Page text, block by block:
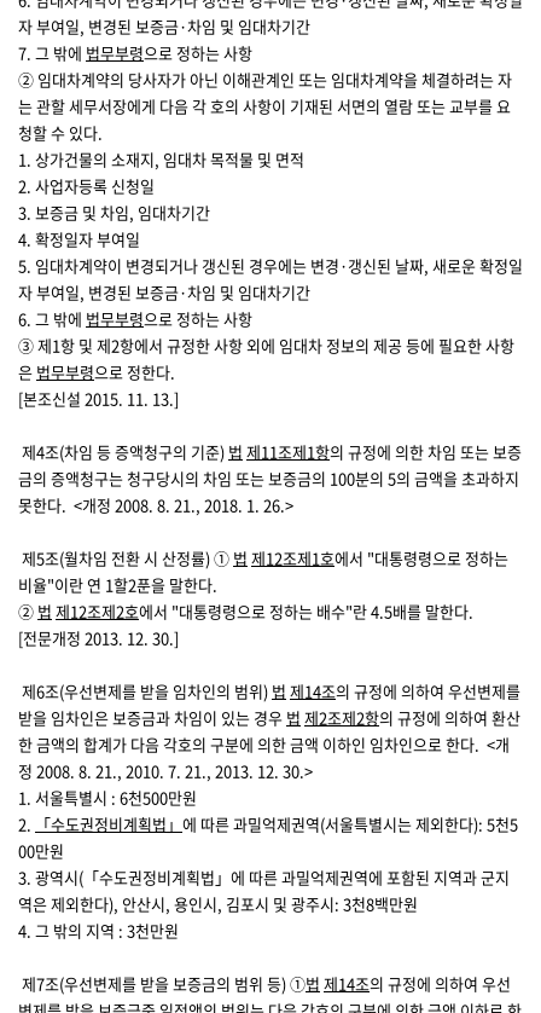
자 부여일, 변경된 보증금·차임 및 임대차기간
7. 그 밖에 법무부령으로 정하는 사항
② 임대차계약의 당사자가 아닌 이해관계인 또는 임대차계약을 체결하려는 자
는 관할 세무서장에게 다음 각 호의 사항이 기재된 서면의 열람 또는 교부를 요
청할 수 있다.
1. 상가건물의 소재지, 임대차 목적물 및 면적
2. 사업자등록 신청일
3. 보증금 및 차임, 임대차기간
4. 확정일자 부여일
5. 임대차계약이 변경되거나 갱신된 경우에는 변경·갱신된 날짜, 새로운 확정일
자 부여일, 변경된 보증금·차임 및 임대차기간
6. 그 밖에 법무부령으로 정하는 사항
③ 제1항 및 제2항에서 규정한 사항 외에 임대차 정보의 제공 등에 필요한 사항
은 법무부령으로 정한다.
[본조신설 2015. 11. 13.]
제4조(차임 등 증액청구의 기준) 법 제11조제1항의 규정에 의한 차임 또는 보증
금의 증액청구는 청구당시의 차임 또는 보증금의 100분의 5의 금액을 초과하지
못한다. <개정 2008. 8. 21., 2018. 1. 26.>
제5조(월차임 전환 시 산정률)① 법 제12조제1호에서 "대통령령으로 정하는
비율"이란 연 1할2푼을 말한다.
② 법 제12조제2호에서 "대통령령으로 정하는 배수"란 4.5배를 말한다.
[전문개정 2013. 12. 30.]
제6조(우선변제를 받을 임차인의 범위) 법 제14조의 규정에 의하여 우선변제를
받을 임차인은 보증금과 차임이 있는 경우 법 제2조제2항의 규정에 의하여 환산
한 금액의 합계가 다음 각호의 구분에 의한 금액 이하인 임차인으로 한다. <개
정 2008. 8. 21., 2010. 7. 21., 2013. 12. 30.>
1. 서울특별시 : 6천500만원
2.
「수도권정비계획법」 에 따른 과밀억제권역(서울특별시는 제외한다): 5천5
00만원
3. 광역시(「수도권정비계획법」에 따른 과밀억제권역에 포함된 지역과 군지
역은 제외한다), 안산시, 용인시, 김포시 및 광주시: 3천8백만원
4. 그 밖의 지역 : 3천만원
제7조(우선변제를 받을 보증금의 범위 등)①법 제14조의 규정에 의하여 우선